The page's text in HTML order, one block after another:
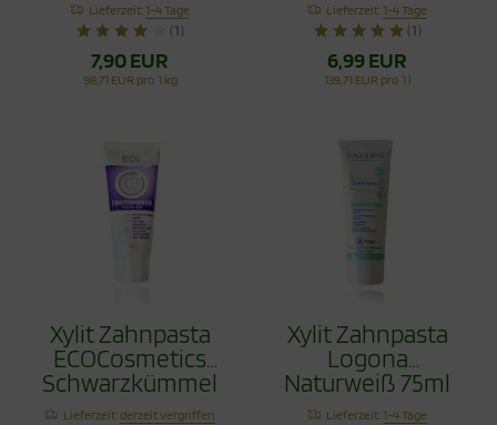
Lieferzeit:1-4 Tage
(1)
7,90 EUR
98,71 EUR pro 1 kg
Fluoridfrei 75ml
Lieferzeit:1-4 Tage
(1)
6,99 EUR
139,71 EUR pro 1 l
Xylit Zahnpasta
ECOCosmetics
Schwarzkümmel
Fluoridfrei 75ml
Lieferzeit:derzeit vergriffen
Xylit Zahnpasta
Logona
Naturweiß 75ml
Lieferzeit:1-4 Tage